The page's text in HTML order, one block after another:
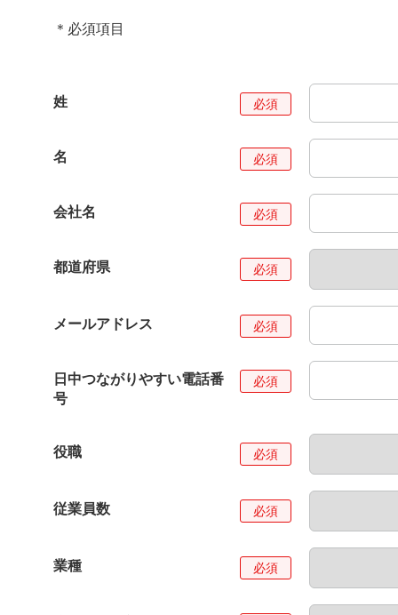
＊必須項目
姓
名
会社名
都道府県
メールアドレス
日中つながりやすい電話番
号
役職
従業員数
業種